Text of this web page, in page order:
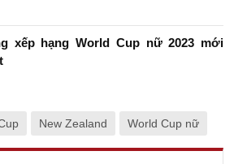
xếp hạng World Cup nữ 2023 mới
New Zealand World Cup nữ